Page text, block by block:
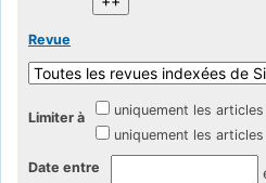
Revue
Limiter à uniquement les
uniquement les
Date entre